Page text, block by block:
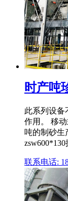
时产吨
此系列设备
作用。 移
吨的制砂生
联系电话: